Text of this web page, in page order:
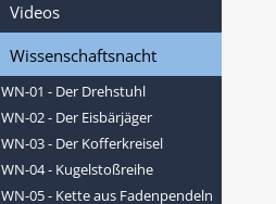
Videos
Wissenschaftsnacht
WN-01 - Der Drehstuhl
WN-02 - Der Eisbärjäger
WN-03 - Der Kofferkreisel
WN-04 - Kugelstoßreihe
WN-05 - Kette aus Fadenpendeln